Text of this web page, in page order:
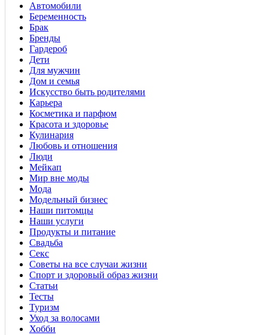
Автомобили
Беременность
Брак
Бренды
Гардероб
Дети
Для мужчин
Дом и семья
Искусство быть родителями
Карьера
Косметика и парфюм
Красота и здоровье
Кулинария
Любовь и отношения
Люди
Мейкап
Мир вне моды
Мода
Модельный бизнес
Наши питомцы
Наши услуги
Продукты и питание
Свадьба
Секс
Советы на все случаи жизни
Спорт и здоровый образ жизни
Статьи
Тесты
Туризм
Уход за волосами
Хобби